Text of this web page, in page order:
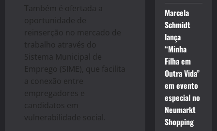
Também é ofertada a
oportunidade de
reinserção no mercado de
trabalho através do
Sistema Municipal de
Emprego (SIME), que facilita
a conexão entre
empregadores e
candidatos em
vulnerabilidade social.
Marcela
Schmidt
lança
“Minha
Filha em
Outra Vida”
em evento
especial no
Neumarkt
Shopping